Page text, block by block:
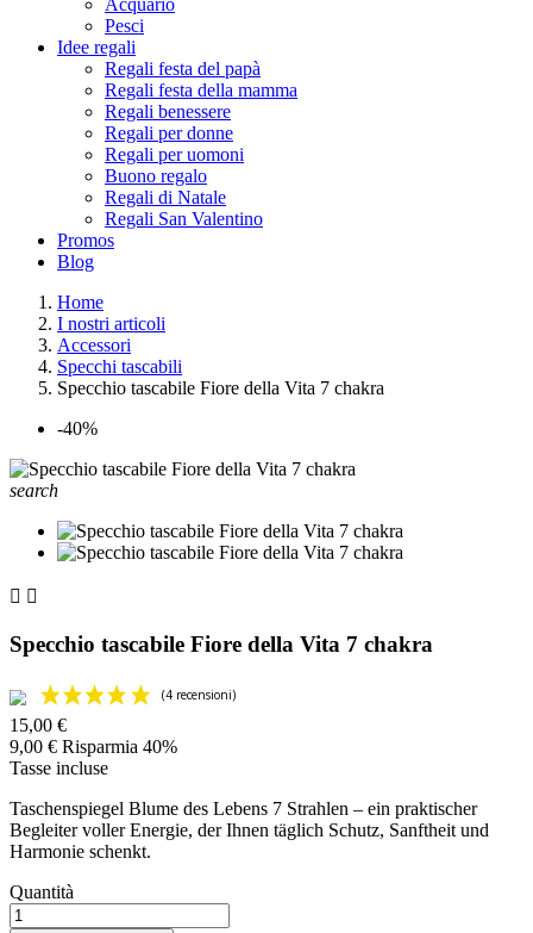
Acquario
Pesci
Idee regali
Regali festa del papà
Regali festa della mamma
Regali benessere
Regali per donne
Regali per uomoni
Buono regalo
Regali di Natale
Regali San Valentino
Promos
Blog
Home
I nostri articoli
Accessori
Specchi tascabili
Specchio tascabile Fiore della Vita 7 chakra
-40%
search
 
Specchio tascabile Fiore della Vita 7 chakra
15,00 €
9,00 € Risparmia 40%
Tasse incluse
Taschenspiegel Blume des Lebens 7 Strahlen – ein praktischer
Begleiter voller Energie, der Ihnen täglich Schutz, Sanftheit und
Harmonie schenkt.
Quantità